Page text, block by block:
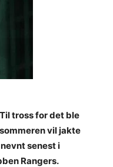
tross for det ble
vil jakte
senest i
Rangers.